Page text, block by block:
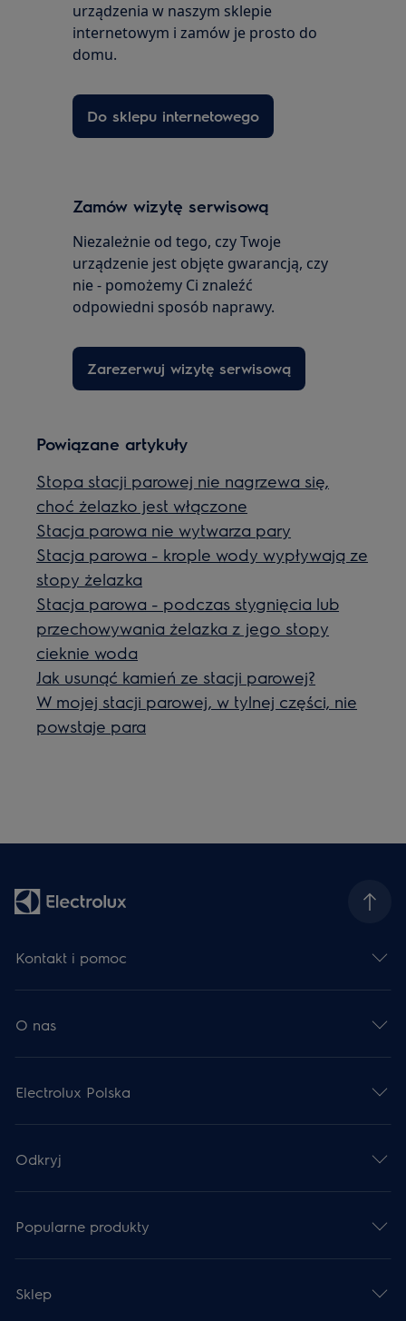
urządzenia w naszym sklepie
internetowym i zamów je prosto do
domu.
Do sklepu internetowego
Zamów wizytę serwisową
Niezależnie od tego, czy Twoje
urządzenie jest objęte gwarancją, czy
nie - pomożemy Ci znaleźć
odpowiedni sposób naprawy.
Zarezerwuj wizytę serwisową
Powiązane artykuły
Stopa stacji parowej nie nagrzewa się,
choć żelazko jest włączone
Stacja parowa nie wytwarza pary
Stacja parowa - krople wody wypływają ze
stopy żelazka
Stacja parowa - podczas stygnięcia lub
przechowywania żelazka z jego stopy
cieknie woda
Jak usunąć kamień ze stacji parowej?
W mojej stacji parowej, w tylnej części, nie
powstaje para
Kontakt i pomoc
O nas
Electrolux Polska
Odkryj
Popularne produkty
Sklep